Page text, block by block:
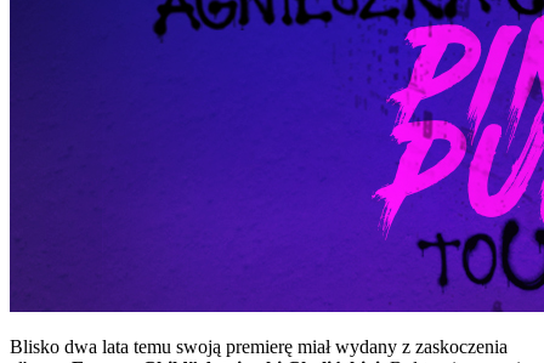
Blisko dwa lata temu swoją premierę miał wydany z zaskoczenia